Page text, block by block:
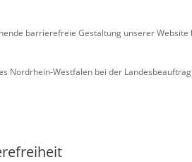
barrierefreie Gestaltung unserer
Nordrhein-Westfalen bei der